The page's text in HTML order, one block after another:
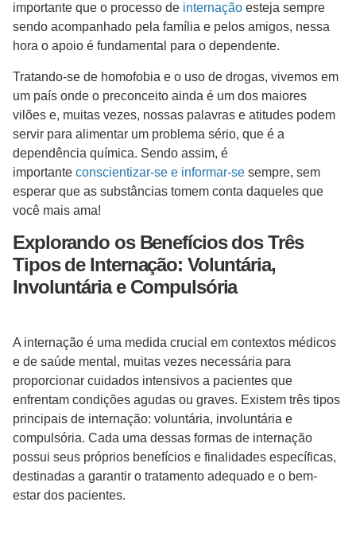
importante que o processo de internação esteja sempre
sendo acompanhado pela família e pelos amigos, nessa
hora o apoio é fundamental para o dependente.
Tratando-se de homofobia e o uso de drogas, vivemos em
um país onde o preconceito ainda é um dos maiores
vilões e, muitas vezes, nossas palavras e atitudes podem
servir para alimentar um problema sério, que é a
dependência química. Sendo assim, é
importante conscientizar-se e informar-se sempre, sem
esperar que as substâncias tomem conta daqueles que
você mais ama!
Explorando os Benefícios dos Três
Tipos de Internação: Voluntária,
Involuntária e Compulsória
A internação é uma medida crucial em contextos médicos
e de saúde mental, muitas vezes necessária para
proporcionar cuidados intensivos a pacientes que
enfrentam condições agudas ou graves. Existem três tipos
principais de internação: voluntária, involuntária e
compulsória. Cada uma dessas formas de internação
possui seus próprios benefícios e finalidades específicas,
destinadas a garantir o tratamento adequado e o bem-
estar dos pacientes.